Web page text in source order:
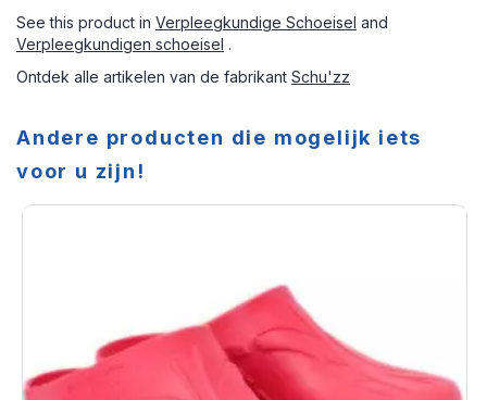
See this product in Verpleegkundige Schoeisel and
Verpleegkundigen schoeisel .
Ontdek alle artikelen van de fabrikant Schu'zz
Andere producten die mogelijk iets
voor u zijn!